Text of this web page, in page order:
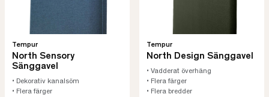
Tempur
North Sensory
Sänggavel
• Dekorativ kanalsöm
• Flera färger
Tempur
North Design Sänggavel
• Vadderat överhäng
• Flera färger
• Flera bredder